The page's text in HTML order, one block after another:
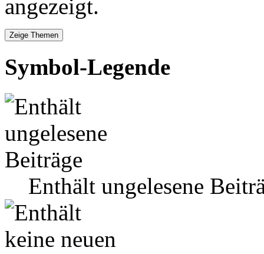
angezeigt.
Symbol-Legende
Enthält ungelesene